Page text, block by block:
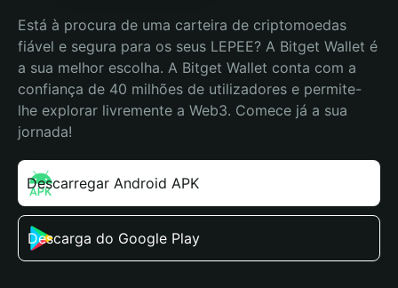
Está à procura de uma carteira de criptomoedas
fiável e segura para os seus LEPEE? A Bitget Wallet é
a sua melhor escolha. A Bitget Wallet conta com a
confiança de 40 milhões de utilizadores e permite-
lhe explorar livremente a Web3. Comece já a sua
jornada!
Descarregar Android APK
Descarga do Google Play